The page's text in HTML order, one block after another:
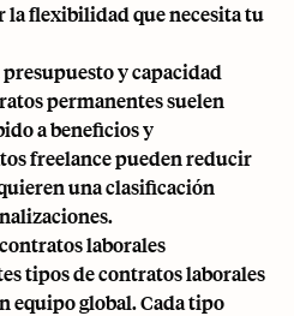
la flexibilidad que necesita tu
y capacidad
permanentes suelen
a beneficios y
freelance pueden reducir
una clasificación
laborales
tipos de contratos laborales
equipo global. Cada tipo